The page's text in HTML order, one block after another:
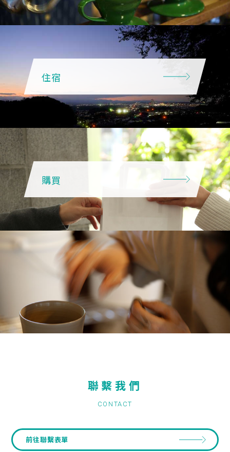
住宿
購買
聯繫我們
CONTACT
前往聯繫表單